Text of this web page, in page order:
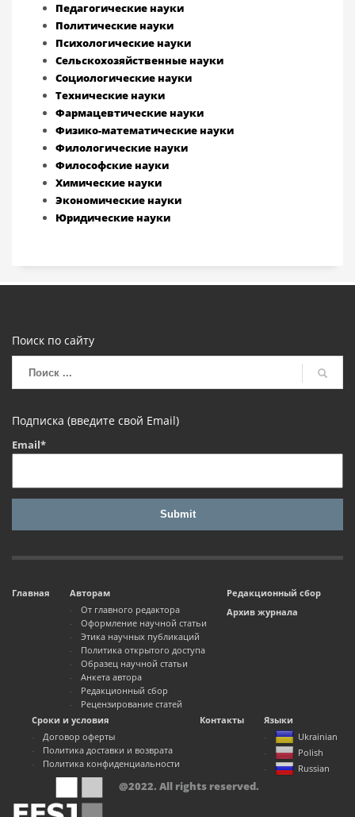
Педагогические науки
Политические науки
Психологические науки
Сельскохозяйственные науки
Социологические науки
Технические науки
Фармацевтические науки
Физико-математические науки
Филологические науки
Философские науки
Химические науки
Экономические науки
Юридические науки
Поиск по сайту
Подписка (введите свой Email)
Email*
Главная
Авторам
От главного редактора
Оформление научной статьи
Этика научных публикаций
Политика открытого доступа
Образец научной статьи
Анкета автора
Редакционный сбор
Рецензирование статей
Редакционный сбор
Архив журнала
Сроки и условия
Договор оферты
Политика доставки и возврата
Политика конфиденциальности
Контакты
Языки
Ukrainian
Polish
Russian
@2022. All rights reserved.